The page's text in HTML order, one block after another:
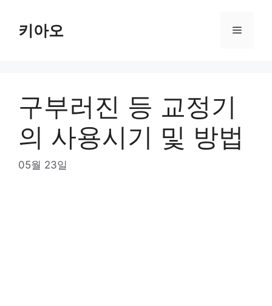
content키아오 Menu
구부러진 등 교정기
의 사용시기 및 방법
05월 23일